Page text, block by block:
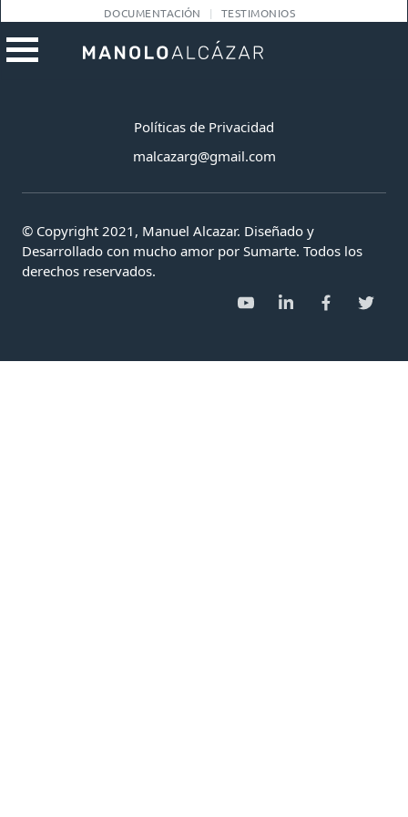
DOCUMENTACIÓN TESTIMONIOS
Políticas de Privacidad
malcazarg@gmail.com
© Copyright 2021, Manuel Alcazar. Diseñado y
Desarrollado con mucho amor por Sumarte. Todos los
derechos reservados.